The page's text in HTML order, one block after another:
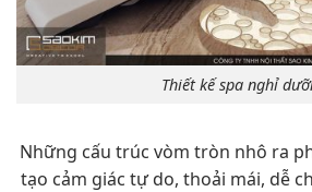
Thiết kế spa nghỉ
Những cấu trúc vòm tròn nhô ra
tạo cảm giác tự do, thoải mái, dễ